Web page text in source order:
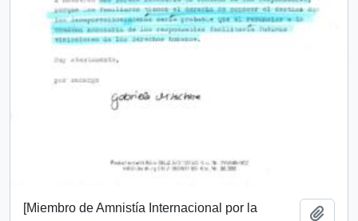
[Miembro de Amnistía Internacional por la